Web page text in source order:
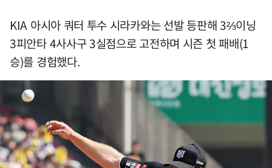
KIA 아시아 쿼터 투수 시라카와는 선발 등판해 3⅔이닝
3피안타 4사사구 3실점으로 고전하며 시즌 첫 패배(1
승)를 경험했다.